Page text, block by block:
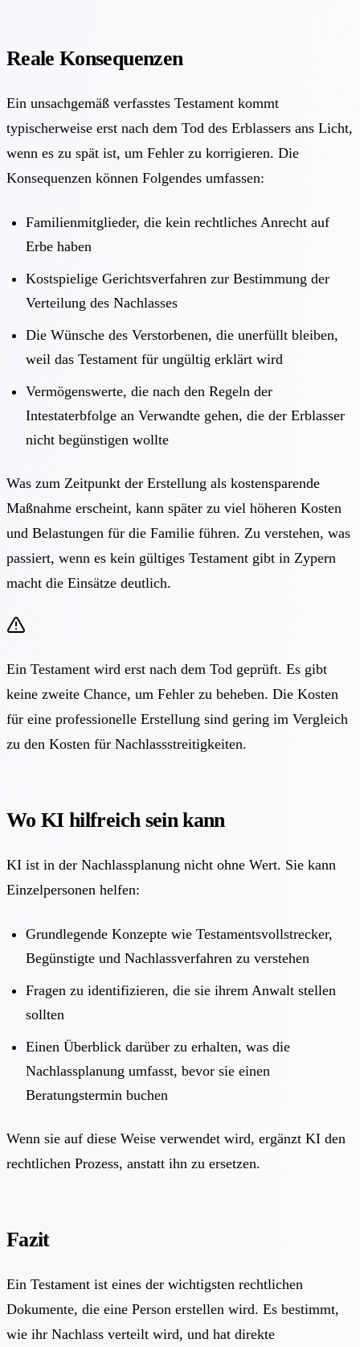
Reale Konsequenzen
Ein unsachgemäß verfasstes Testament kommt
typischerweise erst nach dem Tod des Erblassers ans Licht,
wenn es zu spät ist, um Fehler zu korrigieren. Die
Konsequenzen können Folgendes umfassen:
Familienmitglieder, die kein rechtliches Anrecht auf
Erbe haben
Kostspielige Gerichtsverfahren zur Bestimmung der
Verteilung des Nachlasses
Die Wünsche des Verstorbenen, die unerfüllt bleiben,
weil das Testament für ungültig erklärt wird
Vermögenswerte, die nach den Regeln der
Intestaterbfolge an Verwandte gehen, die der Erblasser
nicht begünstigen wollte
Was zum Zeitpunkt der Erstellung als kostensparende
Maßnahme erscheint, kann später zu viel höheren Kosten
und Belastungen für die Familie führen. Zu verstehen, was
passiert, wenn es kein gültiges Testament gibt in Zypern
macht die Einsätze deutlich.
Ein Testament wird erst nach dem Tod geprüft. Es gibt
keine zweite Chance, um Fehler zu beheben. Die Kosten
für eine professionelle Erstellung sind gering im Vergleich
zu den Kosten für Nachlassstreitigkeiten.
Wo KI hilfreich sein kann
KI ist in der Nachlassplanung nicht ohne Wert. Sie kann
Einzelpersonen helfen:
Grundlegende Konzepte wie Testamentsvollstrecker,
Begünstigte und Nachlassverfahren zu verstehen
Fragen zu identifizieren, die sie ihrem Anwalt stellen
sollten
Einen Überblick darüber zu erhalten, was die
Nachlassplanung umfasst, bevor sie einen
Beratungstermin buchen
Wenn sie auf diese Weise verwendet wird, ergänzt KI den
rechtlichen Prozess, anstatt ihn zu ersetzen.
Fazit
Ein Testament ist eines der wichtigsten rechtlichen
Dokumente, die eine Person erstellen wird. Es bestimmt,
wie ihr Nachlass verteilt wird, und hat direkte